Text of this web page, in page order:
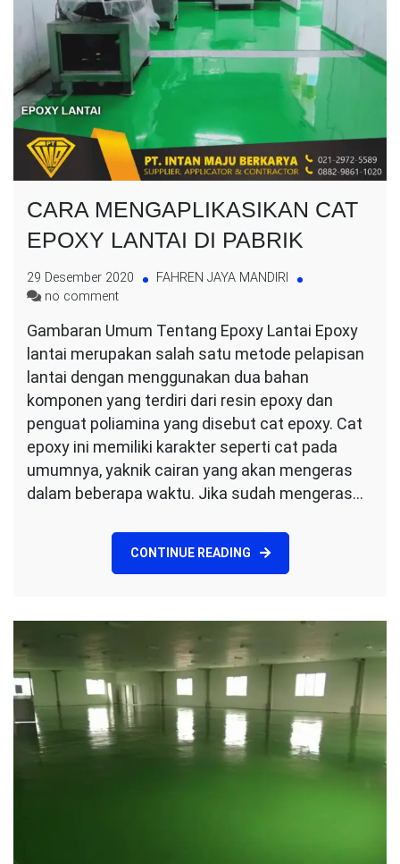
CARA MENGAPLIKASIKAN CAT
EPOXY LANTAI DI PABRIK
29 Desember 2020
FAHREN JAYA MANDIRI
no commenton
MENGAPLIKASIKAN
CAT
EPOXY
DI
PABRIK
Gambaran Umum Tentang Epoxy Lantai Epoxy
lantai merupakan salah satu metode pelapisan
lantai dengan menggunakan dua bahan
komponen yang terdiri dari resin epoxy dan
penguat poliamina yang disebut cat epoxy. Cat
epoxy ini memiliki karakter seperti cat pada
umumnya, yaknik cairan yang akan mengeras
dalam beberapa waktu. Jika sudah mengeras…
CONTINUE READING